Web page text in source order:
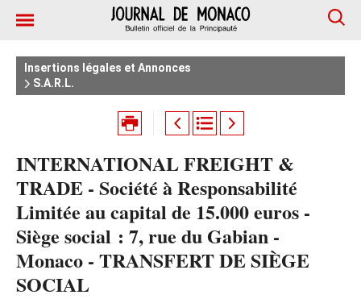
Insertions légales et Annonces
S.A.R.L.
INTERNATIONAL FREIGHT &
TRADE - Société à Responsabilité
Limitée au capital de 15.000 euros -
Siège social : 7, rue du Gabian -
Monaco - TRANSFERT DE SIÈGE
SOCIAL